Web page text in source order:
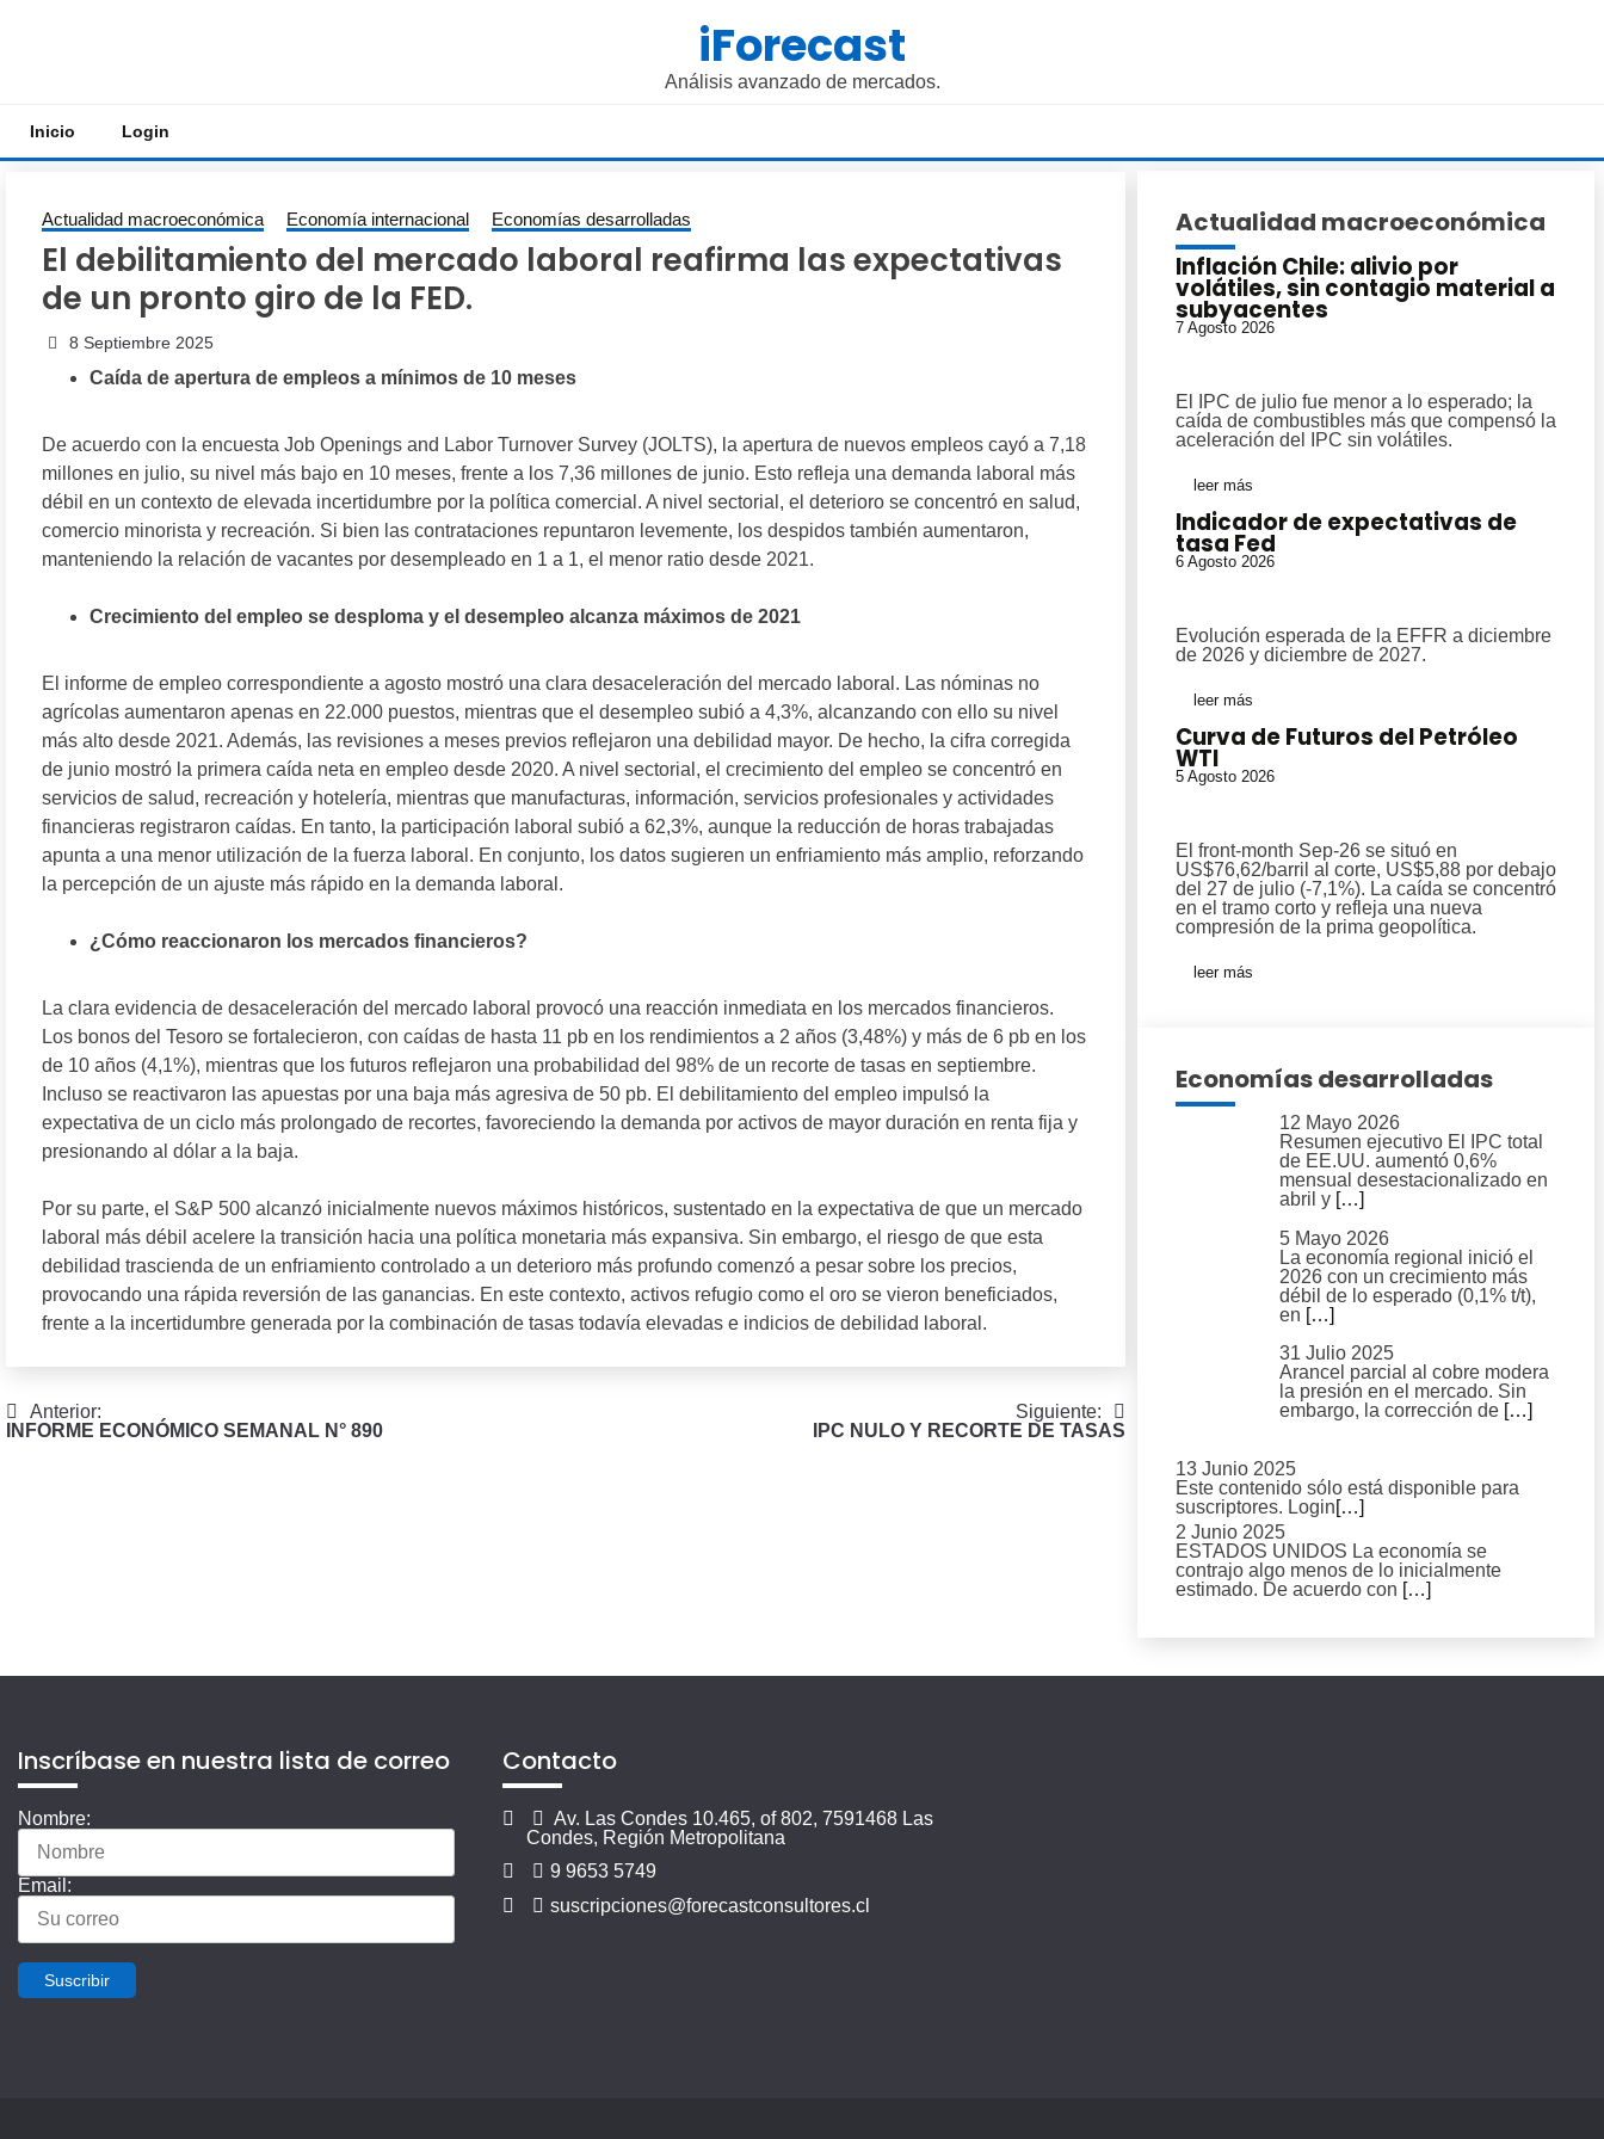
iForecast
Análisis avanzado de mercados.
Inicio Login
Actualidad macroeconómica Economía internacional Economías desarrolladas
El debilitamiento del mercado laboral reafirma las expectativas
de un pronto giro de la FED.
8 Septiembre 2025
Caída de apertura de empleos a mínimos de 10 meses
De acuerdo con la encuesta Job Openings and Labor Turnover Survey (JOLTS), la apertura de nuevos empleos cayó a 7,18
millones en julio, su nivel más bajo en 10 meses, frente a los 7,36 millones de junio. Esto refleja una demanda laboral más
débil en un contexto de elevada incertidumbre por la política comercial. A nivel sectorial, el deterioro se concentró en salud,
comercio minorista y recreación. Si bien las contrataciones repuntaron levemente, los despidos también aumentaron,
manteniendo la relación de vacantes por desempleado en 1 a 1, el menor ratio desde 2021.
Crecimiento del empleo se desploma y el desempleo alcanza máximos de 2021
El informe de empleo correspondiente a agosto mostró una clara desaceleración del mercado laboral. Las nóminas no
agrícolas aumentaron apenas en 22.000 puestos, mientras que el desempleo subió a 4,3%, alcanzando con ello su nivel
más alto desde 2021. Además, las revisiones a meses previos reflejaron una debilidad mayor. De hecho, la cifra corregida
de junio mostró la primera caída neta en empleo desde 2020. A nivel sectorial, el crecimiento del empleo se concentró en
servicios de salud, recreación y hotelería, mientras que manufacturas, información, servicios profesionales y actividades
financieras registraron caídas. En tanto, la participación laboral subió a 62,3%, aunque la reducción de horas trabajadas
apunta a una menor utilización de la fuerza laboral. En conjunto, los datos sugieren un enfriamiento más amplio, reforzando
la percepción de un ajuste más rápido en la demanda laboral.
¿Cómo reaccionaron los mercados financieros?
La clara evidencia de desaceleración del mercado laboral provocó una reacción inmediata en los mercados financieros.
Los bonos del Tesoro se fortalecieron, con caídas de hasta 11 pb en los rendimientos a 2 años (3,48%) y más de 6 pb en los
de 10 años (4,1%), mientras que los futuros reflejaron una probabilidad del 98% de un recorte de tasas en septiembre.
Incluso se reactivaron las apuestas por una baja más agresiva de 50 pb. El debilitamiento del empleo impulsó la
expectativa de un ciclo más prolongado de recortes, favoreciendo la demanda por activos de mayor duración en renta fija y
presionando al dólar a la baja.
Por su parte, el S&P 500 alcanzó inicialmente nuevos máximos históricos, sustentado en la expectativa de que un mercado
laboral más débil acelere la transición hacia una política monetaria más expansiva. Sin embargo, el riesgo de que esta
debilidad trascienda de un enfriamiento controlado a un deterioro más profundo comenzó a pesar sobre los precios,
provocando una rápida reversión de las ganancias. En este contexto, activos refugio como el oro se vieron beneficiados,
frente a la incertidumbre generada por la combinación de tasas todavía elevadas e indicios de debilidad laboral.
Navegación
de
Anterior:
INFORME ECONÓMICO SEMANAL N° 890
Siguiente:
IPC NULO Y RECORTE DE TASAS
Actualidad macroeconómica
Inflación Chile: alivio por
volátiles, sin contagio material a
subyacentes
7 Agosto 2026
El IPC de julio fue menor a lo esperado; la
caída de combustibles más que compensó la
aceleración del IPC sin volátiles.
leer más
Indicador de expectativas de
tasa Fed
6 Agosto 2026
Evolución esperada de la EFFR a diciembre
de 2026 y diciembre de 2027.
leer más
Curva de Futuros del Petróleo
WTI
5 Agosto 2026
El front-month Sep-26 se situó en
US$76,62/barril al corte, US$5,88 por debajo
del 27 de julio (-7,1%). La caída se concentró
en el tramo corto y refleja una nueva
compresión de la prima geopolítica.
leer más
Economías desarrolladas
12 Mayo 2026
Resumen ejecutivo El IPC total
de EE.UU. aumentó 0,6%
mensual desestacionalizado en
abril y […]
5 Mayo 2026
La economía regional inició el
2026 con un crecimiento más
débil de lo esperado (0,1% t/t),
en […]
31 Julio 2025
Arancel parcial al cobre modera
la presión en el mercado. Sin
embargo, la corrección de […]
13 Junio 2025
Este contenido sólo está disponible para
suscriptores. Login[…]
2 Junio 2025
ESTADOS UNIDOS La economía se
contrajo algo menos de lo inicialmente
estimado. De acuerdo con […]
Inscríbase en nuestra lista de correo
Nombre:
Email:
Suscribir
Contacto
Av. Las Condes 10.465, of 802, 7591468 Las
Condes, Región Metropolitana
9 9653 5749
suscripciones@forecastconsultores.cl